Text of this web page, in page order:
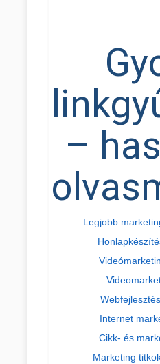
–
Legjobb
Internet
Cikk- és
Marketing